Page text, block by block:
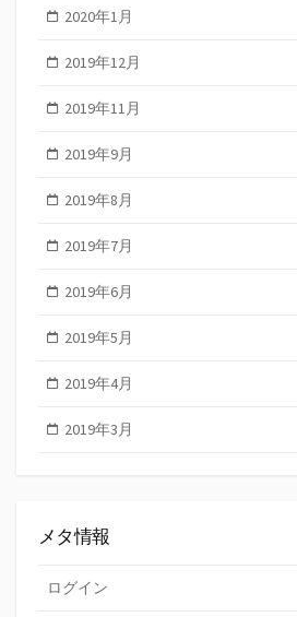
2020年1月
2019年12月
2019年11月
2019年9月
2019年8月
2019年7月
2019年6月
2019年5月
2019年4月
2019年3月
メタ情報
ログイン